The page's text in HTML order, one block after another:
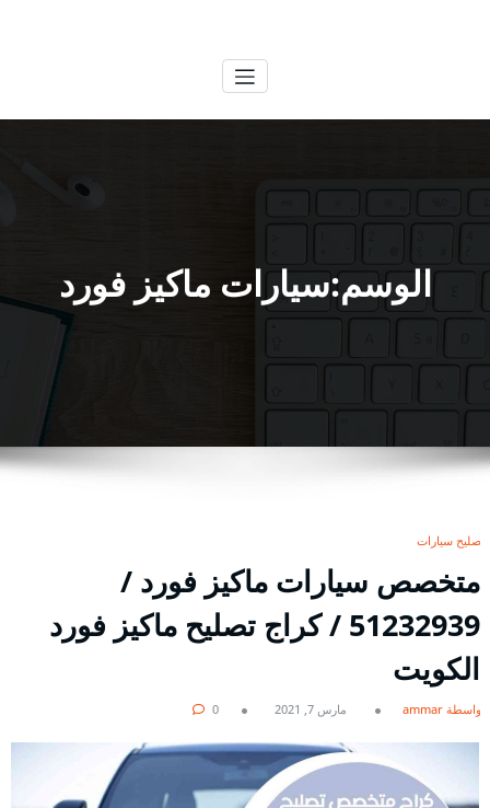
الوسم:سيارات ماكيز فورد
تصليح سيارات
متخصص سيارات ماكيز فورد /
51232939‬ / كراج تصليح ماكيز فورد
الكويت
بواسطة ammar مارس 7, 2021 0